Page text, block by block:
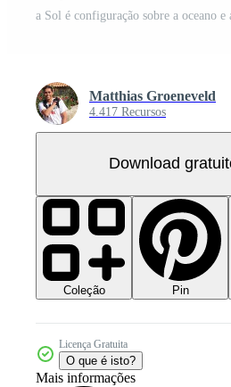
a Sol é configuração sobre a oceano
Matthias Groeneveld
4.417 Recursos
Download
Coleção Pin
Licença Gratuita
O que é isto?
Mais informações